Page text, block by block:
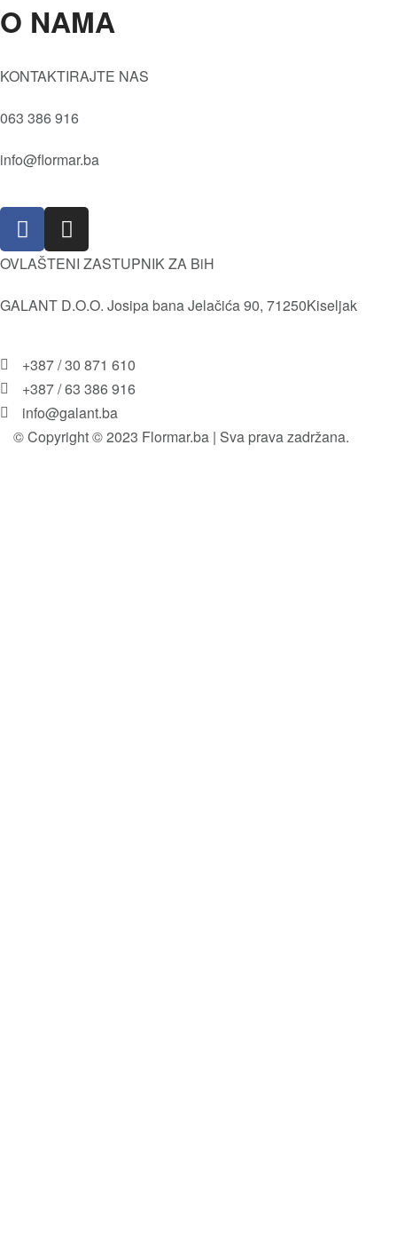
Oči
Tečni puder
Sjenila
Usne
Olovke za usne
O NAMA
Kvaliteta
Društvena i Prirodna odgovornost
Misija i Vizija
Pravila i uslovi korištenja
KONTAKTIRAJTE NAS
063 386 916
info@flormar.ba
OVLAŠTENI ZASTUPNIK ZA BiH
GALANT D.O.O. Josipa bana Jelačića 90, 71250Kiseljak
+387 / 30 871 610
+387 / 63 386 916
info@galant.ba
© Copyright © 2023 Flormar.ba | Sva prava zadržana.